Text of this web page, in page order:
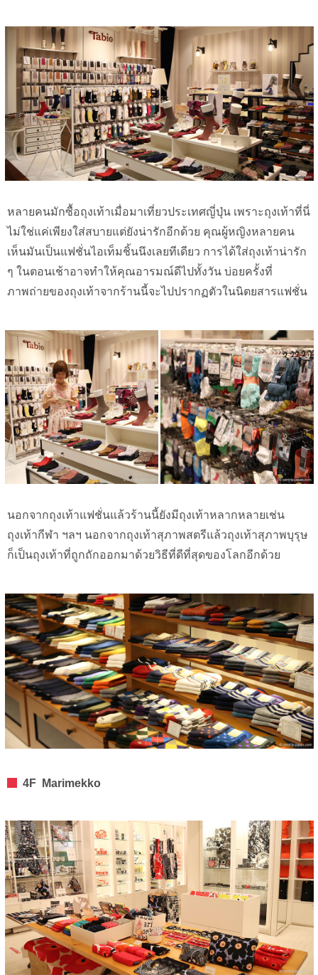
หลายคนมักซื้อถุงเท้าเมื่อมาเที่ยวประเทศญี่ปุ่น เพราะถุงเท้าที่นี่
ไม่ใช่แค่เพียงใส่สบายแต่ยังน่ารักอีกด้วย คุณผู้หญิงหลายคน
เห็นมันเป็นแฟชั่นไอเท็มชิ้นนึงเลยทีเดียว การได้ใส่ถุงเท้าน่ารัก
ๆ ในตอนเช้าอาจทำให้คุณอารมณ์ดีไปทั้งวัน บ่อยครั้งที่
ภาพถ่ายของถุงเท้าจากร้านนี้จะไปปรากฏตัวในนิตยสารแฟชั่น
นอกจากถุงเท้าแฟชั่นแล้วร้านนี้ยังมีถุงเท้าหลากหลายเช่น
ถุงเท้ากีฬา ฯลฯ นอกจากถุงเท้าสุภาพสตรีแล้วถุงเท้าสุภาพบุรุษ
ก็เป็นถุงเท้าที่ถูกถักออกมาด้วยวิธีที่ดีที่สุดของโลกอีกด้วย
4F Marimekko